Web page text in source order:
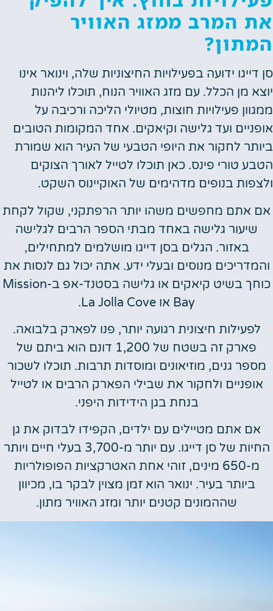
המרב ממזג האוויר
ידועה בפעילויות החיצוניות שלה, וינואר אינו
מן הכלל. עם מזג האוויר הנוח, תוכלו ליהנות
פעילויות חוצות, מטיולי הליכה ורכיבה על
ועד גלישה וקיאקים. אחד המקומות הטובים
לחקור את היופי הטבעי של העיר הוא שמורת
טורי פינס. כאן תוכלו לטייל לאורך הצוקים
בנופים מדהימים של האוקיינוס השקט.
אתם מחפשים משהו יותר הרפתקני, שקול לקחת
שיעור גלישה באחד מבתי הספר הרבים לגלישה
באזור. הגלים בסן דייגו מושלמים למתחילים,
מנוסים ובעלי ידע. אתה יכול גם לנסות את
כוחך בשיט קיאקים או גלישה בסטנד-אפ ב-Mission
Bay או La Jolla Cove.
חיצונית רגועה יותר, פנו לפארק בלבואה.
פארק זה בשטח של 1,200 דונם הוא ביתם של
גנים, מוזיאונים ומוסדות תרבות. תוכלו לשכור
ולחקור את שבילי הפארק הרבים או לטייל
בנחת בגן הידידות היפני.
אתם מטיילים עם ילדים, הקפידו לבדוק את גן
החיות של סן דייגו. עם יותר מ-3,700 בעלי חיים ויותר
מ-650 מינים, זוהי אחת האטרקציות הפופולריות
ביותר בעיר. ינואר הוא זמן מצוין לבקר בו, מכיוון
שההמונים קטנים יותר ומזג האוויר מתון.